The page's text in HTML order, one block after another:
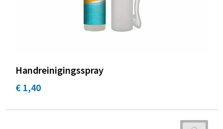
Handreinigingsspray
€ 1,40